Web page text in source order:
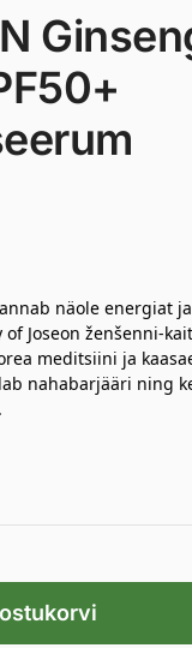
näole energiat
Joseon ženšenni-
meditsiini ja
nahabarjääri ning